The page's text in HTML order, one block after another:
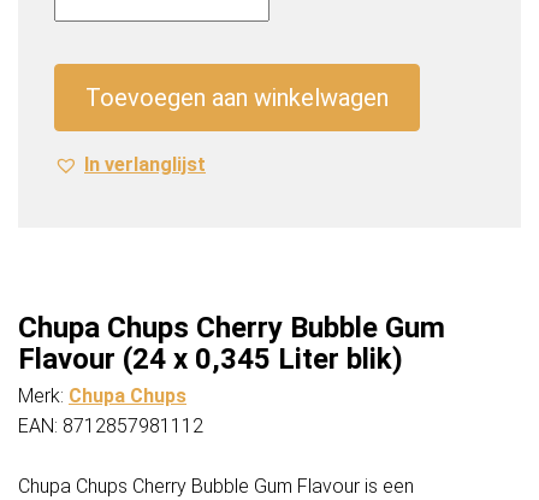
Cherry
Flavour
(24
x
Toevoegen aan winkelwagen
In verlanglijst
Chupa Chups Cherry Bubble Gum
Flavour (24 x 0,345 Liter blik)
Merk: Chupa Chups
EAN: 8712857981112
Chupa Chups Cherry Bubble Gum Flavour is een